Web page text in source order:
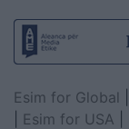
Esim for Global
Esim for USA